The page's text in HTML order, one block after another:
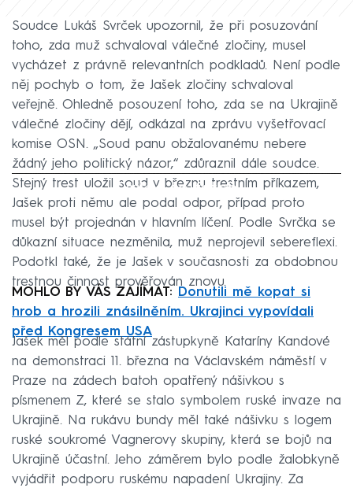
Soudce Lukáš Svrček upozornil, že při posuzování
toho, zda muž schvaloval válečné zločiny, musel
vycházet z právně relevantních podkladů. Není podle
něj pochyb o tom, že Jašek zločiny schvaloval
veřejně. Ohledně posouzení toho, zda se na Ukrajině
válečné zločiny dějí, odkázal na zprávu vyšetřovací
komise OSN. „Soud panu obžalovanému nebere
žádný jeho politický názor,“ zdůraznil dále soudce.
Failed to fetch
Stejný trest uložil soud v březnu trestním příkazem,
Jašek proti němu ale podal odpor, případ proto
musel být projednán v hlavním líčení. Podle Svrčka se
důkazní situace nezměnila, muž neprojevil sebereflexi.
Podotkl také, že je Jašek v současnosti za obdobnou
trestnou činnost prověřován znovu.
MOHLO BY VÁS ZAJÍMAT: Donutili mě kopat si
hrob a hrozili znásilněním. Ukrajinci vypovídali
před Kongresem USA
Jašek měl podle státní zástupkyně Kataríny Kandové
na demonstraci 11. března na Václavském náměstí v
Praze na zádech batoh opatřený nášivkou s
písmenem Z, které se stalo symbolem ruské invaze na
Ukrajině. Na rukávu bundy měl také nášivku s logem
ruské soukromé Vagnerovy skupiny, která se bojů na
Ukrajině účastní. Jeho záměrem bylo podle žalobkyně
vyjádřit podporu ruskému napadení Ukrajiny. Za